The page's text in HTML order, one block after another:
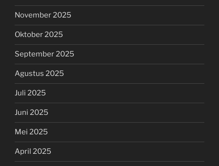
November 2025
Oktober 2025
September 2025
Agustus 2025
Juli 2025
Juni 2025
Mei 2025
April 2025